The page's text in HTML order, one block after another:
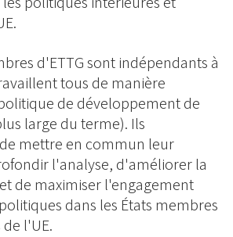
d'ETTG sont indépendants à
tous de manière
de développement de
large du terme). Ils
mettre en commun leur
l'analyse, d'améliorer la
de maximiser l'engagement
dans les États membres
l'UE.